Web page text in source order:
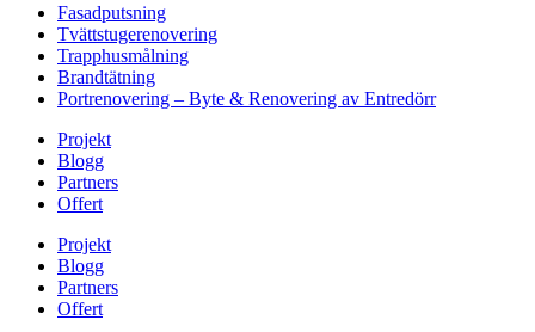
Fasadputsning
Tvättstugerenovering
Trapphusmålning
Brandtätning
Portrenovering – Byte & Renovering av Entredörr
Projekt
Blogg
Partners
Offert
Projekt
Blogg
Partners
Offert